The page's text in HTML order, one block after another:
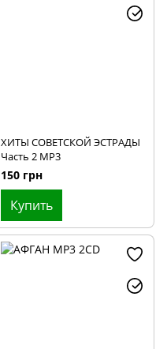
ХИТЫ СОВЕТСКОЙ ЭСТРАДЫ
Часть 2 MP3
150 грн
Купить